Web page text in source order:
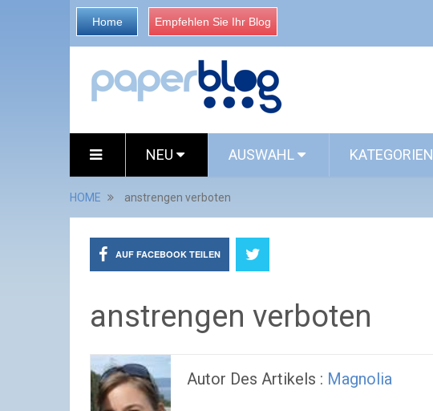
Home Empfehlen Sie Ihr Blog
NEU AUSWAHL KATEGORIEN
HOME anstrengen verboten
AUF FACEBOOK TEILEN
anstrengen verboten
Autor Des Artikels : Magnolia